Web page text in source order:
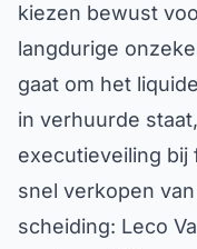
kiezen bewust
langdurige
gaat om het
in verhuurde
executieveiling
snel verkopen
scheiding: Leco